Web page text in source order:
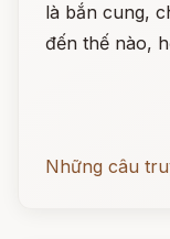
là bắn cung,
đến thế nào,
Những câu